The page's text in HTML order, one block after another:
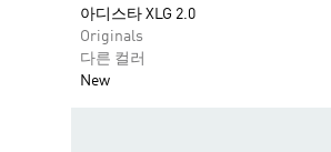
아디스타 XLG 2.0
Originals
다른 컬러
New